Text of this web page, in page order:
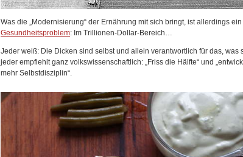
Was die „Modernisierung“ der Ernährung mit sich bringt, ist allerdings ein
Gesundheitsproblem: Im Trillionen-Dollar-Bereich…
Jeder weiß: Die Dicken sind selbst und allein verantwortlich für das, was
jeder empfiehlt ganz volkswissenschaftlich: „Friss die Hälfte“ und
mehr Selbstdisziplin“.